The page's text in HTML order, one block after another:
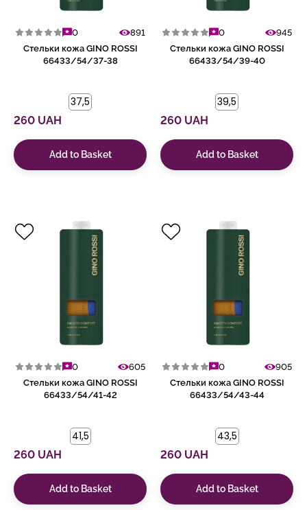
0
891
Стельки кожа GINO ROSSI
66433/54/37-38
37,5
260 UAH
Add to Basket
0
945
Стельки кожа GINO ROSSI
66433/54/39-40
39,5
260 UAH
Add to Basket
0
605
Стельки кожа GINO ROSSI
66433/54/41-42
41,5
260 UAH
Add to Basket
0
905
Стельки кожа GINO ROSSI
66433/54/43-44
43,5
260 UAH
Add to Basket